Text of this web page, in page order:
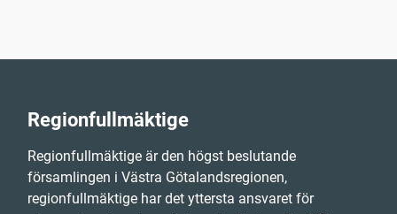
Regionfullmäktige
Regionfullmäktige är den högst beslutande
församlingen i Västra Götalandsregionen,
regionfullmäktige har det yttersta ansvaret för